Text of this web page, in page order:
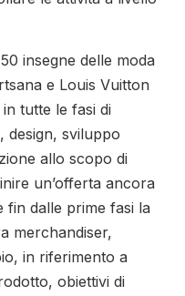
insegne delle moda
e Louis Vuitton
tutte le fasi di
design, sviluppo
allo scopo di
un’offerta ancora
dalle prime fasi la
merchandiser,
in riferimento a
obiettivi di